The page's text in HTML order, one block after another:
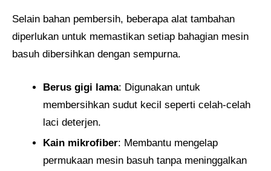
Selain bahan pembersih, beberapa alat tambahan
diperlukan untuk memastikan setiap bahagian mesin
basuh dibersihkan dengan sempurna.
Berus gigi lama: Digunakan untuk
membersihkan sudut kecil seperti celah-celah
laci deterjen.
Kain mikrofiber: Membantu mengelap
permukaan mesin basuh tanpa meninggalkan